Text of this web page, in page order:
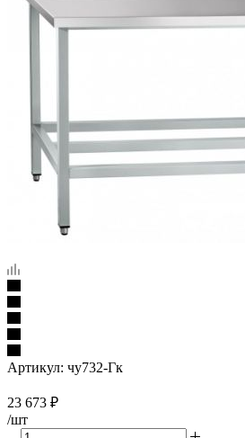
Артикул: чу732-Гк
23 673 ₽
/шт